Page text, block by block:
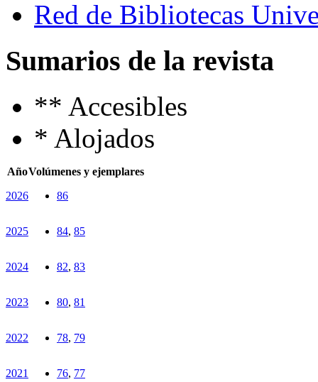
Red de Bibliotecas
Sumarios de la revista
** Accesibles
* Alojados
AñoVolúmenes y ejemplares
2026
86
2025 84, 85
2024 82, 83
2023 80, 81
2022 78, 79
2021 76, 77